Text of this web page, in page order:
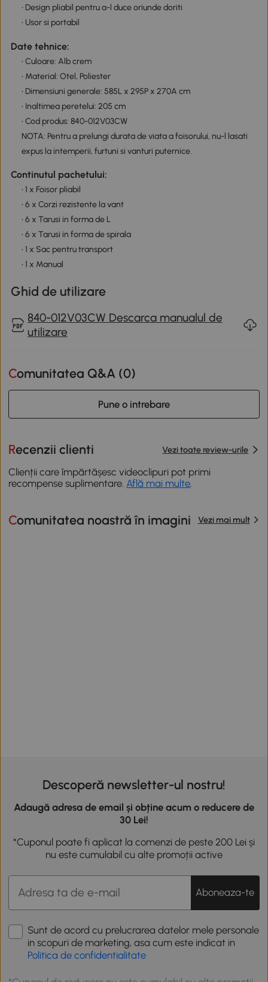
• Design pliabil pentru a-l duce oriunde doriti
• Usor si portabil
Date tehnice:
• Culoare: Alb crem
• Material: Otel, Poliester
• Dimensiuni generale: 585L x 295P x 270A cm
• Inaltimea peretelui: 205 cm
• Cod produs: 840-012V03CW
NOTA: Pentru a prelungi durata de viata a foisorului, nu-l lasati
expus la intemperii, furtuni si vanturi puternice.
Continutul pachetului:
• 1 x Foisor pliabil
• 6 x Corzi rezistente la vant
• 6 x Tarusi in forma de L
• 6 x Tarusi in forma de spirala
• 1 x Sac pentru transport
• 1 x Manual
Ghid de utilizare
840-012V03CW Descarca manualul de
utilizare
Comunitatea Q&A (0)
Pune o intrebare
Recenzii clienti Vezi toate review-urile
Clienții care împărtășesc videoclipuri pot primi
recompense suplimentare. Află mai multe
Comunitatea noastră în imagini Vezi mai mult
Descoperă newsletter-ul nostru!
Adaugă adresa de email și obține acum o reducere de
30 Lei!
*Cuponul poate fi aplicat la comenzi de peste 200 Lei și
nu este cumulabil cu alte promoții active
Aboneaza-te
Sunt de acord cu prelucrarea datelor mele personale
in scopuri de marketing, asa cum este indicat in
Politica de confidentialitate